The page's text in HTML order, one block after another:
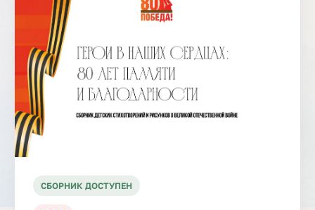
СБОРНИК ДОСТУПЕН